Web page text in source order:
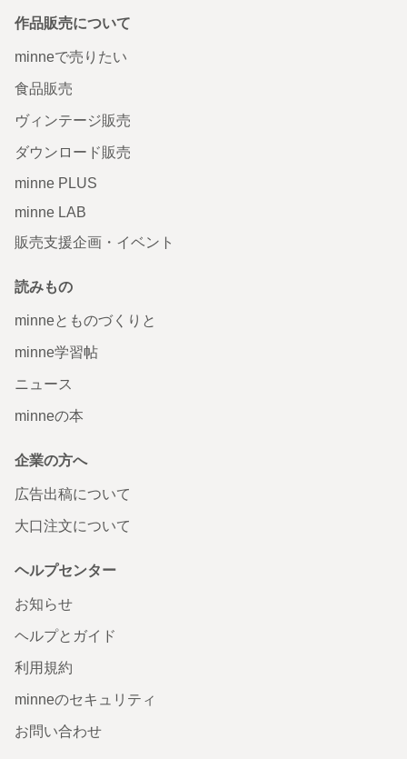
作品販売について
minneで売りたい
食品販売
ヴィンテージ販売
ダウンロード販売
minne PLUS
minne LAB
販売支援企画・イベント
読みもの
minneとものづくりと
minne学習帖
ニュース
minneの本
企業の方へ
広告出稿について
大口注文について
ヘルプセンター
お知らせ
ヘルプとガイド
利用規約
minneのセキュリティ
お問い合わせ